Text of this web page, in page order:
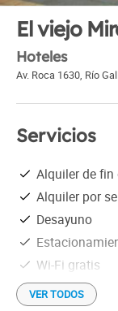
El viejo
Hoteles
Av. Roca 1630, Río
Servicios
Alquiler de fin
Alquiler por
Desayuno
Wi-Fi gratis
VER TODOS